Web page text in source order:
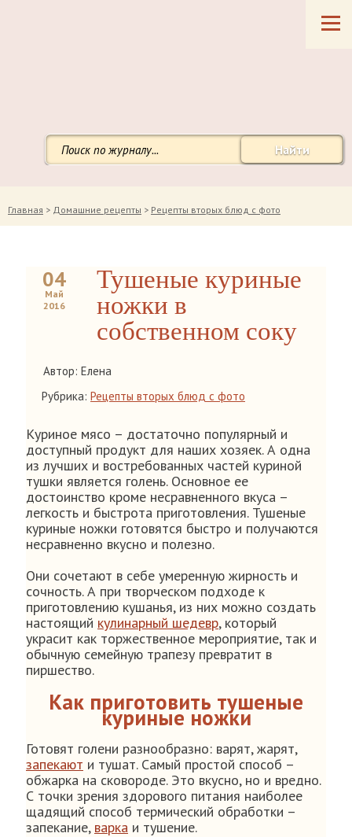
Найти
Главная > Домашние рецепты > Рецепты вторых блюд с фото
04
Май
2016
Тушеные куриные
ножки в
собственном соку
Автор: Елена
Рубрика: Рецепты вторых блюд с фото
Куриное мясо – достаточно популярный и
доступный продукт для наших хозяек. А одна
из лучших и востребованных частей куриной
тушки является голень. Основное ее
достоинство кроме несравненного вкуса –
легкость и быстрота приготовления. Тушеные
куриные ножки готовятся быстро и получаются
несравненно вкусно и полезно.
Они сочетают в себе умеренную жирность и
сочность. А при творческом подходе к
приготовлению кушанья, из них можно создать
настоящий кулинарный шедевр, который
украсит как торжественное мероприятие, так и
обычную семейную трапезу превратит в
пиршество.
Как приготовить тушеные
куриные ножки
Готовят голени разнообразно: варят, жарят,
запекают и тушат. Самый простой способ –
обжарка на сковороде. Это вкусно, но и вредно.
С точки зрения здорового питания наиболее
щадящий способ термический обработки –
запекание, варка и тушение.